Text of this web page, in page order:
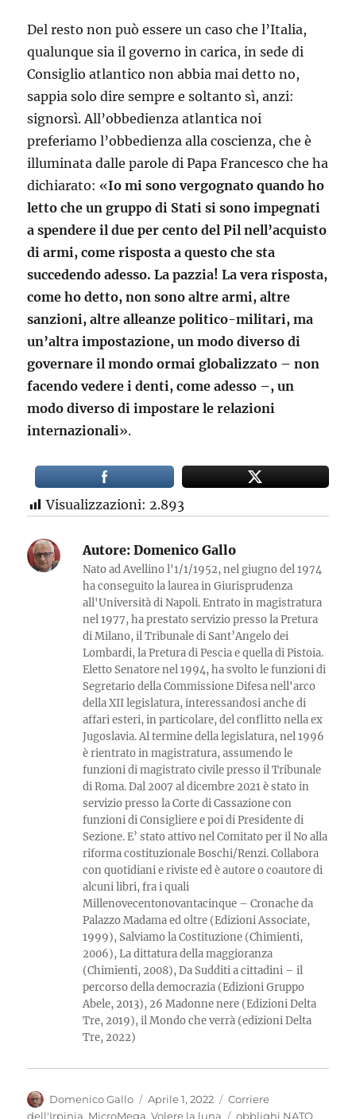
Del resto non può essere un caso che l’Italia,
qualunque sia il governo in carica, in sede di
Consiglio atlantico non abbia mai detto no,
sappia solo dire sempre e soltanto sì, anzi:
signorsì. All’obbedienza atlantica noi
preferiamo l’obbedienza alla coscienza, che è
illuminata dalle parole di Papa Francesco che ha
dichiarato: «Io mi sono vergognato quando ho
letto che un gruppo di Stati si sono impegnati
a spendere il due per cento del Pil nell’acquisto
di armi, come risposta a questo che sta
succedendo adesso. La pazzia! La vera risposta,
come ho detto, non sono altre armi, altre
sanzioni, altre alleanze politico-militari, ma
un’altra impostazione, un modo diverso di
governare il mondo ormai globalizzato – non
facendo vedere i denti, come adesso –, un
modo diverso di impostare le relazioni
internazionali».
Visualizzazioni: 2.893
Autore: Domenico Gallo
Nato ad Avellino l'1/1/1952, nel giugno del 1974
ha conseguito la laurea in Giurisprudenza
all'Università di Napoli. Entrato in magistratura
nel 1977, ha prestato servizio presso la Pretura
di Milano, il Tribunale di Sant’Angelo dei
Lombardi, la Pretura di Pescia e quella di Pistoia.
Eletto Senatore nel 1994, ha svolto le funzioni di
Segretario della Commissione Difesa nell'arco
della XII legislatura, interessandosi anche di
affari esteri, in particolare, del conflitto nella ex
Jugoslavia. Al termine della legislatura, nel 1996
è rientrato in magistratura, assumendo le
funzioni di magistrato civile presso il Tribunale
di Roma. Dal 2007 al dicembre 2021 è stato in
servizio presso la Corte di Cassazione con
funzioni di Consigliere e poi di Presidente di
Sezione. E’ stato attivo nel Comitato per il No alla
riforma costituzionale Boschi/Renzi. Collabora
con quotidiani e riviste ed è autore o coautore di
alcuni libri, fra i quali
Millenovecentonovantacinque – Cronache da
Palazzo Madama ed oltre (Edizioni Associate,
1999), Salviamo la Costituzione (Chimienti,
2006), La dittatura della maggioranza
(Chimienti, 2008), Da Sudditi a cittadini – il
percorso della democrazia (Edizioni Gruppo
Abele, 2013), 26 Madonne nere (Edizioni Delta
Tre, 2019), il Mondo che verrà (edizioni Delta
Tre, 2022)
Autore
Domenico Gallo
Pubblicato
il
Aprile 1, 2022 Categorie
Corriere
dell'Irpinia, MicroMega,Volere la luna Tag
obblighi NATO,